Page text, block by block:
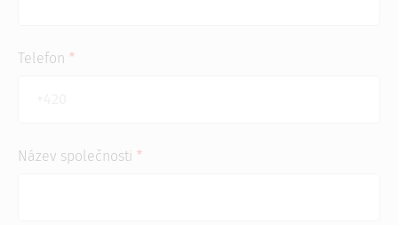
Telefon
Název společnosti